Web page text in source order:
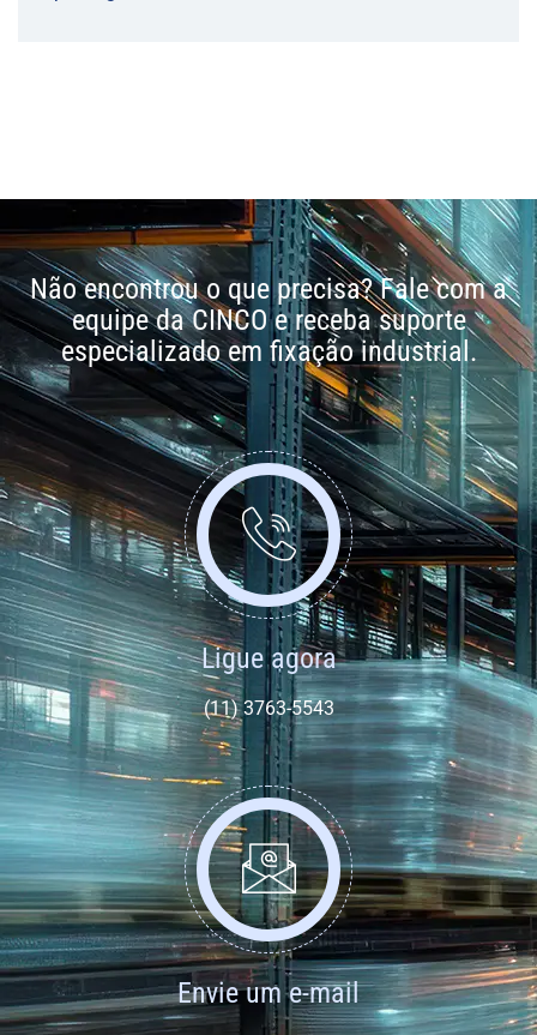
Não encontrou o que precisa? Fale com a
equipe da CINCO e receba suporte
especializado em fixação industrial.
Ligue agora
(11) 3763-5543
Envie um e-mail